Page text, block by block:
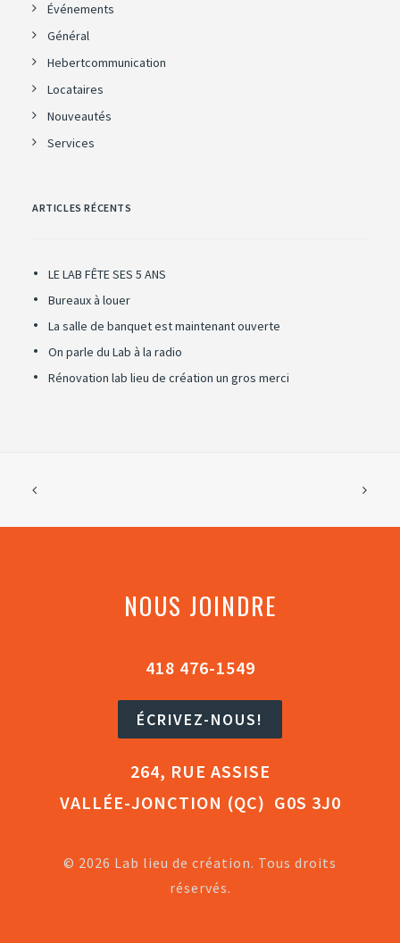
Événements
Général
Hebertcommunication
Locataires
Nouveautés
Services
ARTICLES RÉCENTS
LE LAB FÊTE SES 5 ANS
Bureaux à louer
La salle de banquet est maintenant ouverte
On parle du Lab à la radio
Rénovation lab lieu de création un gros merci
NOUS JOINDRE
418 476-1549
ÉCRIVEZ-NOUS!
264, RUE ASSISE
VALLÉE-JONCTION (QC) G0S 3J0
© 2026 Lab lieu de création. Tous droits
réservés.